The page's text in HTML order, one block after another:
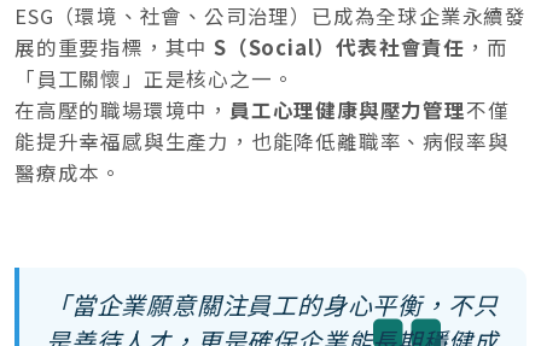
ESG（環境、社會、公司治理）已成為全球企業永續發
展的重要指標，其中 S（Social）代表社會責任 ，而
「員工關懷」正是核心之一。
在高壓的職場環境中， 員工心理健康與壓力管理不僅
能提升幸福感與生產力，也能降低離職率、病假率與
醫療成本。
「當企業願意關注員工的身心平衡，不只